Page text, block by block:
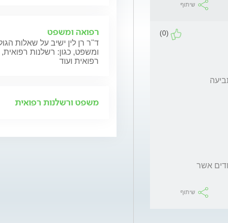
שיתוף
(0)
שיתוף
רפואה ומשפט
ד"ר רן לין ישיב על שאלות
ומשפט, כגון: רשלנות
רפואית ועוד
משפט ורשלנות רפואית